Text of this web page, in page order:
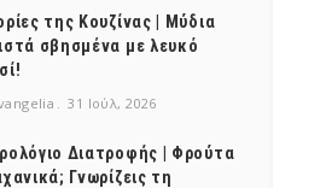
της Κουζίνας | Μύδια
σβησμένα με λευκό
31 Ιούλ, 2026
Διατροφής | Φρούτα
Γνωρίζεις τη